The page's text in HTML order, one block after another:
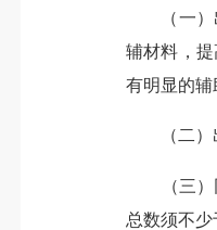
（一）出
辅材料，
有明显的辅
（二）出
（三）同
总数须不少